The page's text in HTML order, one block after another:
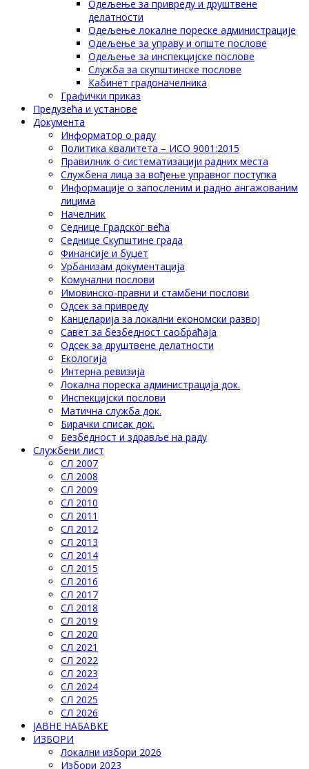
Одељење за привреду и друштвене
делатности
Одељење локалне пореске администрације
Одељење за управу и опште послове
Одељење за инспекцијске послове
Служба за скупштинске послове
Кабинет градоначелника
Графички приказ
Предузећа и установе
Документа
Информатор о раду
Политика квалитета – ИСО 9001:2015
Правилник о систематизацији радних места
Службена лица за вођење управног поступка
Информације о запосленим и радно ангажованим
лицима
Начелник
Седнице Градског већа
Седнице Скупштине града
Финансије и буџет
Урбанизам документација
Комунални послови
Имовинско-правни и стамбени послови
Одсек за привреду
Канцеларија за локални економски развој
Савет за безбедност саобраћаја
Одсек за друштвене делатности
Eкологија
Интерна ревизија
Локална пореска администрација док.
Инспекцијски послови
Матична служба док.
Бирачки списак док.
Безбедност и здравље на раду
Службени лист
СЛ 2007
СЛ 2008
СЛ 2009
СЛ 2010
СЛ 2011
СЛ 2012
СЛ 2013
СЛ 2014
СЛ 2015
СЛ 2016
СЛ 2017
СЛ 2018
СЛ 2019
СЛ 2020
СЛ 2021
СЛ 2022
СЛ 2023
СЛ 2024
СЛ 2025
СЛ 2026
ЈАВНЕ НАБАВКЕ
ИЗБОРИ
Локални избори 2026
Избори 2023